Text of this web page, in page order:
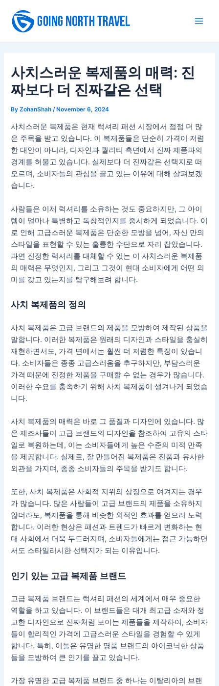
content
사치스러운 복제품의 매력: 진
짜보다 더 진짜같은 선택
ByZohanShah/ November 6, 2024
사치스러운 복제품은 현재 럭셔리 패션 시장에서 점점 더 많
은 주목을 받고 있습니다. 이 복제품들은 단순히 가격이 저렴
한 대안이 아니라, 디자인과 퀄리티 측면에서 진짜 제품과의
경계를 허물고 있습니다. 실제보다 더 진짜같은 선택지로 떠
오르며, 소비자들의 관심을 끌고 있는 이유에 대해 살펴보겠
습니다.
사람들은 이제 럭셔리를 소유하는 것도 중요하지만, 그 아이
템이 얼마나 특별하고 독창적인지를 중시하게 되었습니다. 이
로 인해 고급스러운 복제품은 단순한 모방을 넘어, 자신 만의
스타일을 표현할 수 있는 훌륭한 수단으로 자리 잡았습니다.
과연 진정한 럭셔리를 대체할 수 있는 이 사치스러운 복제품
의 매력은 무엇인지, 그리고 그것이 현대 소비자에게 어떤 의
미를 갖고 있는지를 탐구해보려 합니다.
사치 복제품의 정의
사치 복제품은 고급 브랜드의 제품을 모방하여 제작된 상품을
말합니다. 이러한 복제품은 원래의 디자인과 스타일을 충실히
재현하면서도, 가격 면에서는 훨씬 더 저렴한 특징이 있습니
다. 소비자들은 종종 고급스러움을 추구하지만, 부담스러운
가격 때문에 진정한 제품을 구매할 수 없는 경우가 많습니다.
이러한 수요를 충족하기 위해 사치 복제품이 생겨나게 되었습
니다.
사치 복제품의 매력은 바로 그 품질과 디자인에 있습니다. 많
은 제조사들이 고급 브랜드의 디자인을 참조하여 고유의 스타
일로 복원하는데, 이는 소비자들에게 높은 수준의 미적 만족
을 제공합니다. 실제로, 잘 만들어진 복제품은 진품과 유사한
외관을 가지며, 종종 소비자들의 주목을 받기도 합니다.
또한, 사치 복제품은 사회적 지위의 상징으로 여겨지는 경우
가 많습니다. 많은 사람들이 고급 브랜드의 제품을 소유하지
않더라도, 복제품을 통해 비슷한 외적인 효과를 얻으려 노력
합니다. 이러한 현상은 패션과 트렌드가 빠르게 변화하는 현
대 사회에서 더욱 두드러지며, 소비자들에게는 접근 가능하면
서도 스타일리시한 선택지가 되는 이유입니다.
인기 있는 고급 복제품 브랜드
고급 복제품 브랜드는 럭셔리 패션의 세계에서 매우 중요한
역할을 하고 있습니다. 이 브랜드들은 대개 최고급 소재와 정
교한 디자인으로 진짜처럼 보이는 제품들을 제작하여, 소비자
들이 합리적인 가격에 고급스러운 스타일을 경험할 수 있게
합니다. 특히, 이들은 유명한 명품 브랜드의 아이코닉한 상품
들을 모방하여 큰 인기를 끌고 있습니다.
가장 유명한 고급 복제품 브랜드 중 하나는 이탈리아의 브랜